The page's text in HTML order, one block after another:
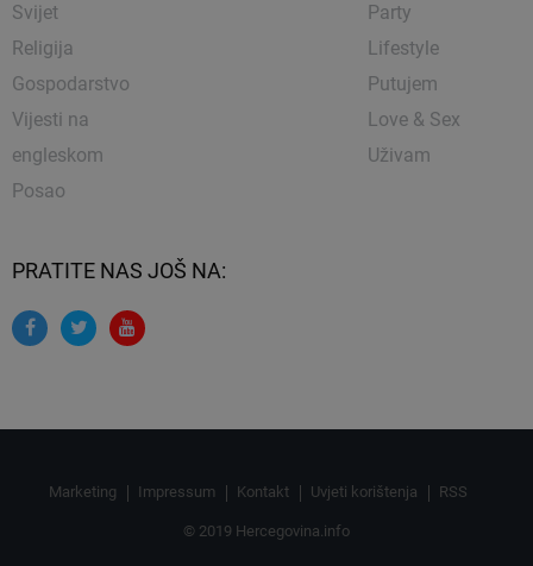
Svijet
Religija
Gospodarstvo
Vijesti na
engleskom
Posao
Party
Lifestyle
Putujem
Love & Sex
Uživam
PRATITE NAS JOŠ NA:
Marketing Impressum Kontakt Uvjeti korištenja RSS
© 2019 Hercegovina.info